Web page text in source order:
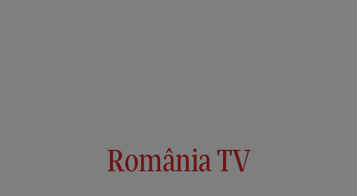
România TV